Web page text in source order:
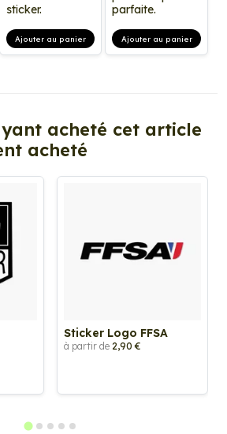
sticker.
Ajouter au panier
parfaite.
Ajouter au panier
acheté cet article
acheté
Sticker Logo FFSA
à partir de 2,90 €